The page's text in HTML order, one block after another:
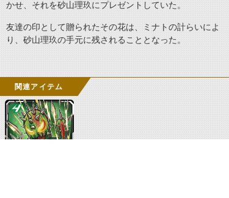
かせ、それを砂山理玖にプレゼントしていた。
友達の印として贈られたその花は、ミナトの計らいによ
り、砂山理玖の手元に残されることとなった。
関連アイテム